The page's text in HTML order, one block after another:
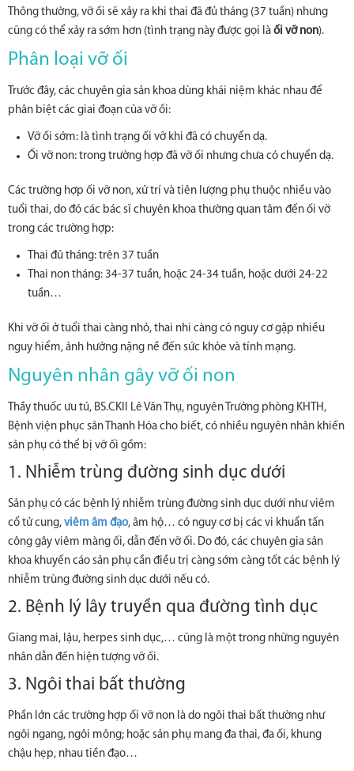
Thông thường, vỡ ối sẽ xảy ra khi thai đã đủ tháng (37 tuần) nhưng
cũng có thể xảy ra sớm hơn (tình trạng này được gọi là ối vỡ non).
Phân loại vỡ ối
Trước đây, các chuyên gia sản khoa dùng khái niệm khác nhau để
phân biệt các giai đoạn của vỡ ối:
Vỡ ối sớm: là tình trạng ối vỡ khi đã có chuyển dạ.
Ối vỡ non: trong trường hợp đã vỡ ối nhưng chưa có chuyển dạ.
Các trường hợp ối vỡ non, xử trí và tiên lượng phụ thuộc nhiều vào
tuổi thai, do đó các bác sĩ chuyên khoa thường quan tâm đến ối vỡ
trong các trường hợp:
Thai đủ tháng: trên 37 tuần
Thai non tháng: 34-37 tuần, hoặc 24-34 tuần, hoặc dưới 24-22
tuần…
Khi vỡ ối ở tuổi thai càng nhỏ, thai nhi càng có nguy cơ gặp nhiều
nguy hiểm, ảnh hưởng nặng nề đến sức khỏe và tính mạng.
Nguyên nhân gây vỡ ối non
Thầy thuốc ưu tú, BS.CKII Lê Văn Thụ, nguyên Trưởng phòng KHTH,
Bệnh viện phục sản Thanh Hóa cho biết, có nhiều nguyên nhân khiến
sản phụ có thể bị vỡ ối gồm:
1. Nhiễm trùng đường sinh dục dưới
Sản phụ có các bệnh lý nhiễm trùng đường sinh dục dưới như viêm
cổ tử cung, viêm âm đạo, âm hộ… có nguy cơ bị các vi khuẩn tấn
công gây viêm màng ối, dẫn đến vỡ ối. Do đó, các chuyên gia sản
khoa khuyến cáo sản phụ cần điều trị càng sớm càng tốt các bệnh lý
nhiễm trùng đường sinh dục dưới nếu có.
2. Bệnh lý lây truyền qua đường tình dục
Giang mai, lậu, herpes sinh dục,… cũng là một trong những nguyên
nhân dẫn đến hiện tượng vỡ ối.
3. Ngôi thai bất thường
Phần lớn các trường hợp ối vỡ non là do ngôi thai bất thường như
ngôi ngang, ngôi mông; hoặc sản phụ mang đa thai, đa ối, khung
chậu hẹp, nhau tiền đạo…